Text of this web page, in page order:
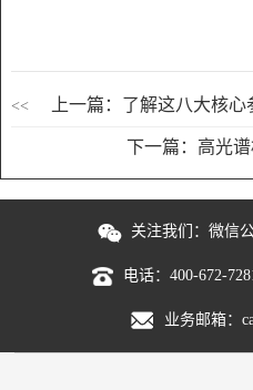
<< 上一篇：了解这八大核心参
下一篇：高光
关注我们： 微信
电话： 400-672-
业务邮箱：